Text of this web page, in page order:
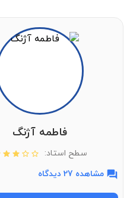
فاطمه آژنگ
سطح استاد:
مشاهده 27 دیدگاه